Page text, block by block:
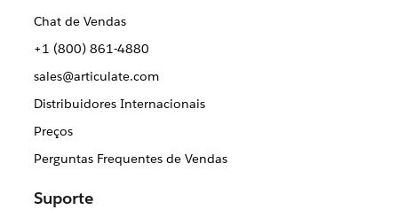
Chat de Vendas
+1 (800) 861-4880
sales@articulate.com
Distribuidores Internacionais
Preços
Perguntas Frequentes de Vendas
Suporte